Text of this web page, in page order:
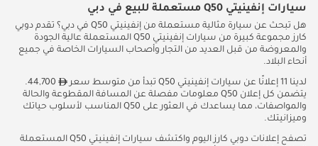
سيارات إنفينيتي Q50 مستعملة للبيع في دبي
هل تبحث عن سيارة مثالية مستعملة من إنفينيتي Q50 في دبي؟ تقدم دوبي
كارز مجموعة كبيرة من سيارات إنفينيتي Q50 المستعملة عالية الجودة
والمعروضة من قبل العديد من التجار وأصحاب السيارات الخاصة في جميع
أنحاء البلاد.
لدينا 11 إعلانًا عن سيارات إنفينيتي Q50 تبدأ من متوسط سعر
44,700.
يتضمن كل إعلان Q50 معلومات مفصلة عن المسافة المقطوعة والحالة
والمواصفات، مما يساعدك في العثور على Q50 المناسب لأسلوب حياتك
وميزانيتك.
تصفح إعلانات دوبي كارز اليوم واكتشف سيارات إنفينيتي Q50 المستعملة